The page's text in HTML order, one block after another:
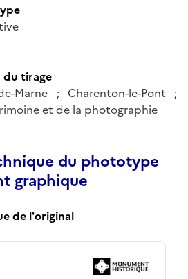
du tirage
Marne ; Charenton-le-Pont ;
et de la photographie
du phototype
graphique
de l'original